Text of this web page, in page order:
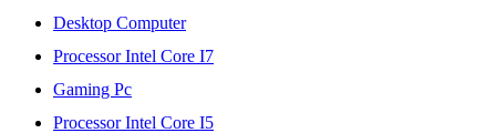
Desktop Computer
Processor Intel Core I7
Gaming Pc
Processor Intel Core I5